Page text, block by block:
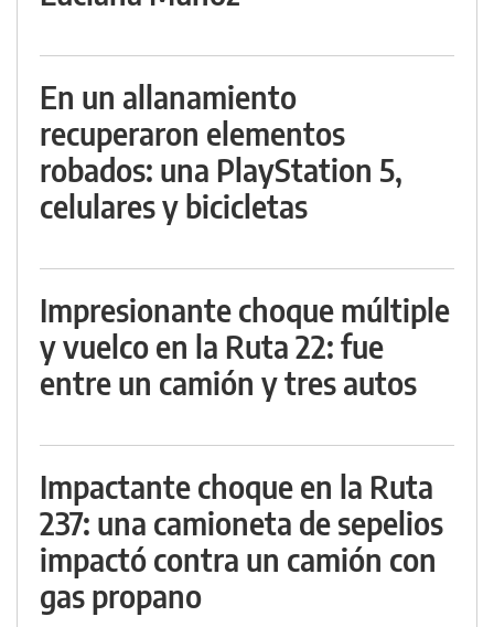
En un allanamiento
recuperaron elementos
robados: una PlayStation 5,
celulares y bicicletas
Impresionante choque múltiple
y vuelco en la Ruta 22: fue
entre un camión y tres autos
Impactante choque en la Ruta
237: una camioneta de sepelios
impactó contra un camión con
gas propano